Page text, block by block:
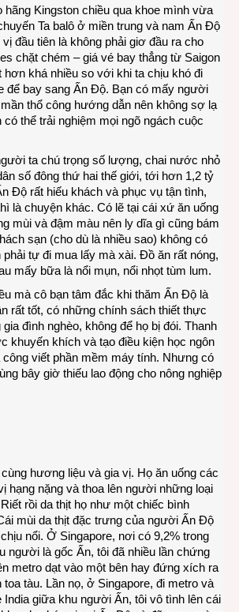
hãng Kingston chiều qua khoe mình vừa
Ta balô ở miền trung và nam Ấn Độ
đầu tiên là không phải giơ đầu ra cho
chặt chém – giá vé bay thẳng từ Saigon
hơn khá nhiều so với khi ta chịu khó đi
để bay sang Ấn Độ. Bạn có mấy người
thổ công hướng dẫn nên không sợ lạ
thể trải nghiệm mọi ngõ ngách cuộc
ta chú trọng số lượng, chai nước nhỏ
số đông thứ hai thế giới, tới hơn 1,2 tỷ
Độ rất hiếu khách và phục vụ tận tình,
là chuyện khác. Có lẽ tại cái xứ ăn uống
mùi và đậm màu nên ly dĩa gì cũng bám
sạn (cho dù là nhiều sao) không có
tự đi mua lấy mà xài. Đồ ăn rất nóng,
mấy bữa là nổi mụn, nổi nhọt tùm lum.
mà cô bạn tâm đắc khi thăm Ấn Độ là
rất tốt, có những chính sách thiết thực
đình nghèo, không để họ bị đói. Thanh
khuyến khích và tạo điều kiện học ngôn
công viết phần mềm máy tính. Nhưng có
bây giờ thiếu lao động cho nông nghiệp
hương liệu và gia vị. Họ ăn uống các
hạng nặng và thoa lên người những loại
rồi da thịt họ như một chiếc bình
mùi da thịt đặc trưng của người Ấn Độ
nổi. Ở Singapore, nơi có 9,2% trong
người là gốc Ấn, tôi đã nhiều lần chứng
metro dạt vào một bên hay đứng xích ra
tàu. Lần nọ, ở Singapore, đi metro và
India giữa khu người Ấn, tôi vô tình lên cái